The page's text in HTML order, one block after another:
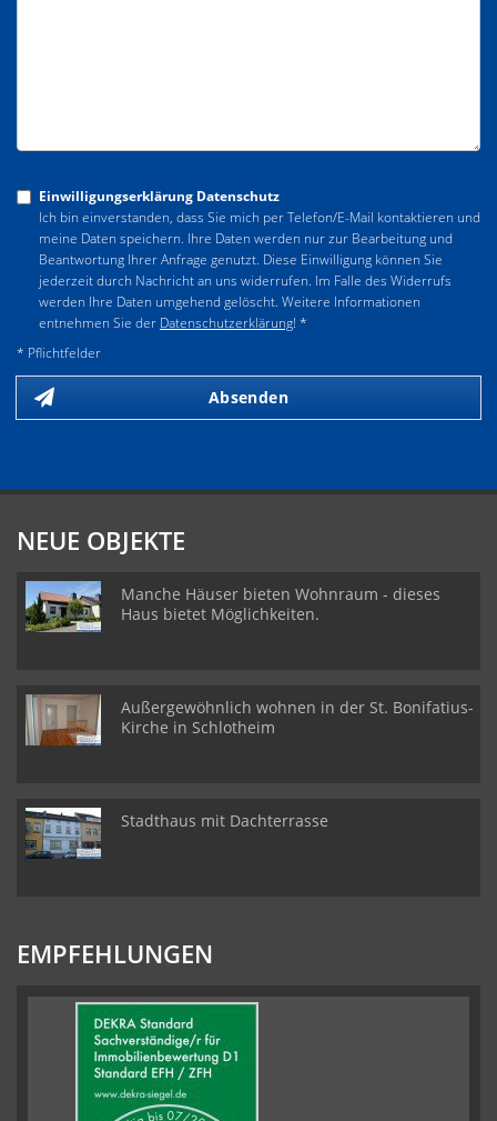
Einwilligungserklärung Datenschutz
Ich bin einverstanden, dass Sie mich per Telefon/E-Mail kontaktieren und
meine Daten speichern. Ihre Daten werden nur zur Bearbeitung und
Beantwortung Ihrer Anfrage genutzt. Diese Einwilligung können Sie
jederzeit durch Nachricht an uns widerrufen. Im Falle des Widerrufs
werden Ihre Daten umgehend gelöscht. Weitere Informationen
entnehmen Sie der Datenschutzerklärung! *
* Pflichtfelder
Absenden
NEUE OBJEKTE
Manche Häuser bieten Wohnraum - dieses
Haus bietet Möglichkeiten.
Außergewöhnlich wohnen in der St. Bonifatius-
Kirche in Schlotheim
Stadthaus mit Dachterrasse
EMPFEHLUNGEN